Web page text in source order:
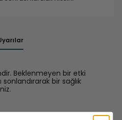
Beklenmeyen bir etki
bir sağlık